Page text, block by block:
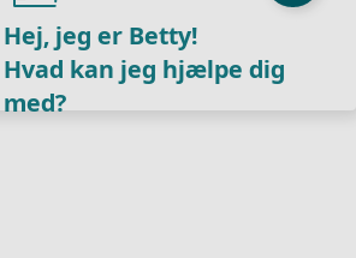
Hej, jeg er Betty!
Hvad kan jeg hjælpe dig
med?